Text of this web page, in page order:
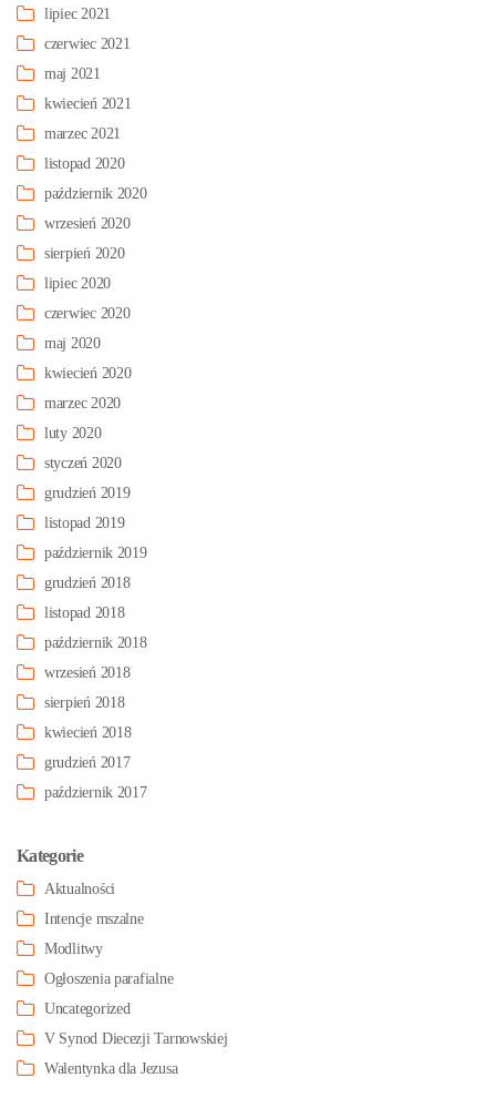
lipiec 2021
czerwiec 2021
maj 2021
kwiecień 2021
marzec 2021
listopad 2020
październik 2020
wrzesień 2020
sierpień 2020
lipiec 2020
czerwiec 2020
maj 2020
kwiecień 2020
marzec 2020
luty 2020
styczeń 2020
grudzień 2019
listopad 2019
październik 2019
grudzień 2018
listopad 2018
październik 2018
wrzesień 2018
sierpień 2018
kwiecień 2018
grudzień 2017
październik 2017
Kategorie
Aktualności
Intencje mszalne
Modlitwy
Ogłoszenia parafialne
Uncategorized
V Synod Diecezji Tarnowskiej
Walentynka dla Jezusa